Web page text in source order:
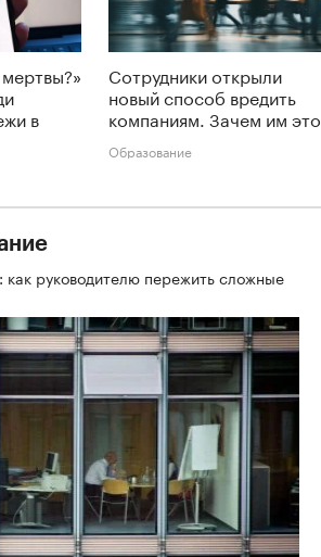
в
Сотрудники открыли
новый способ вредить
компаниям. Зачем им это
Образование
как руководителю пережить сложные